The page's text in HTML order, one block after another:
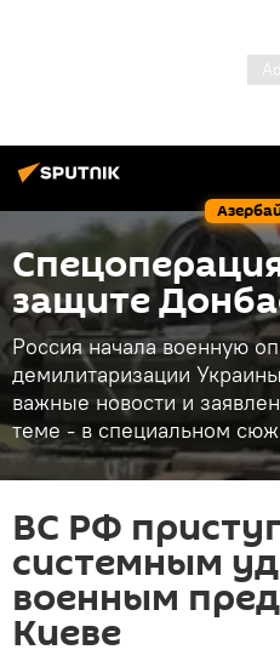
защите
Россия начала военную
демилитаризации
важные новости и
теме - в специальном
ВС РФ
системным
военным
Киеве